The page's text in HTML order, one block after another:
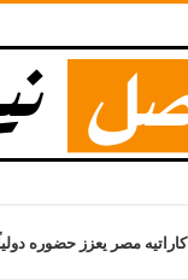
كاراتيه مصر يعزز حضوره